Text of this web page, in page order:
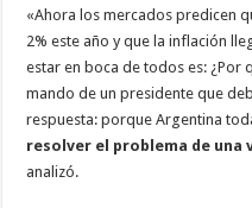
«Ahora los mercados predicen
2% este año y que la inflación
estar en boca de todos es: ¿Por
mando de un presidente que
respuesta: porque Argentina
resolver el problema de
analizó.